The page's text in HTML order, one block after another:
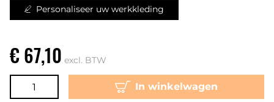
Personaliseer uw werkkleding
€ 67,10 excl. BTW
In winkelwagen